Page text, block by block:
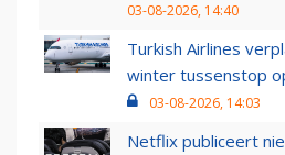
03-08-2026, 14:40
Turkish Airlines
winter tussenstop
03-08-2026, 14:03
Netflix publiceert